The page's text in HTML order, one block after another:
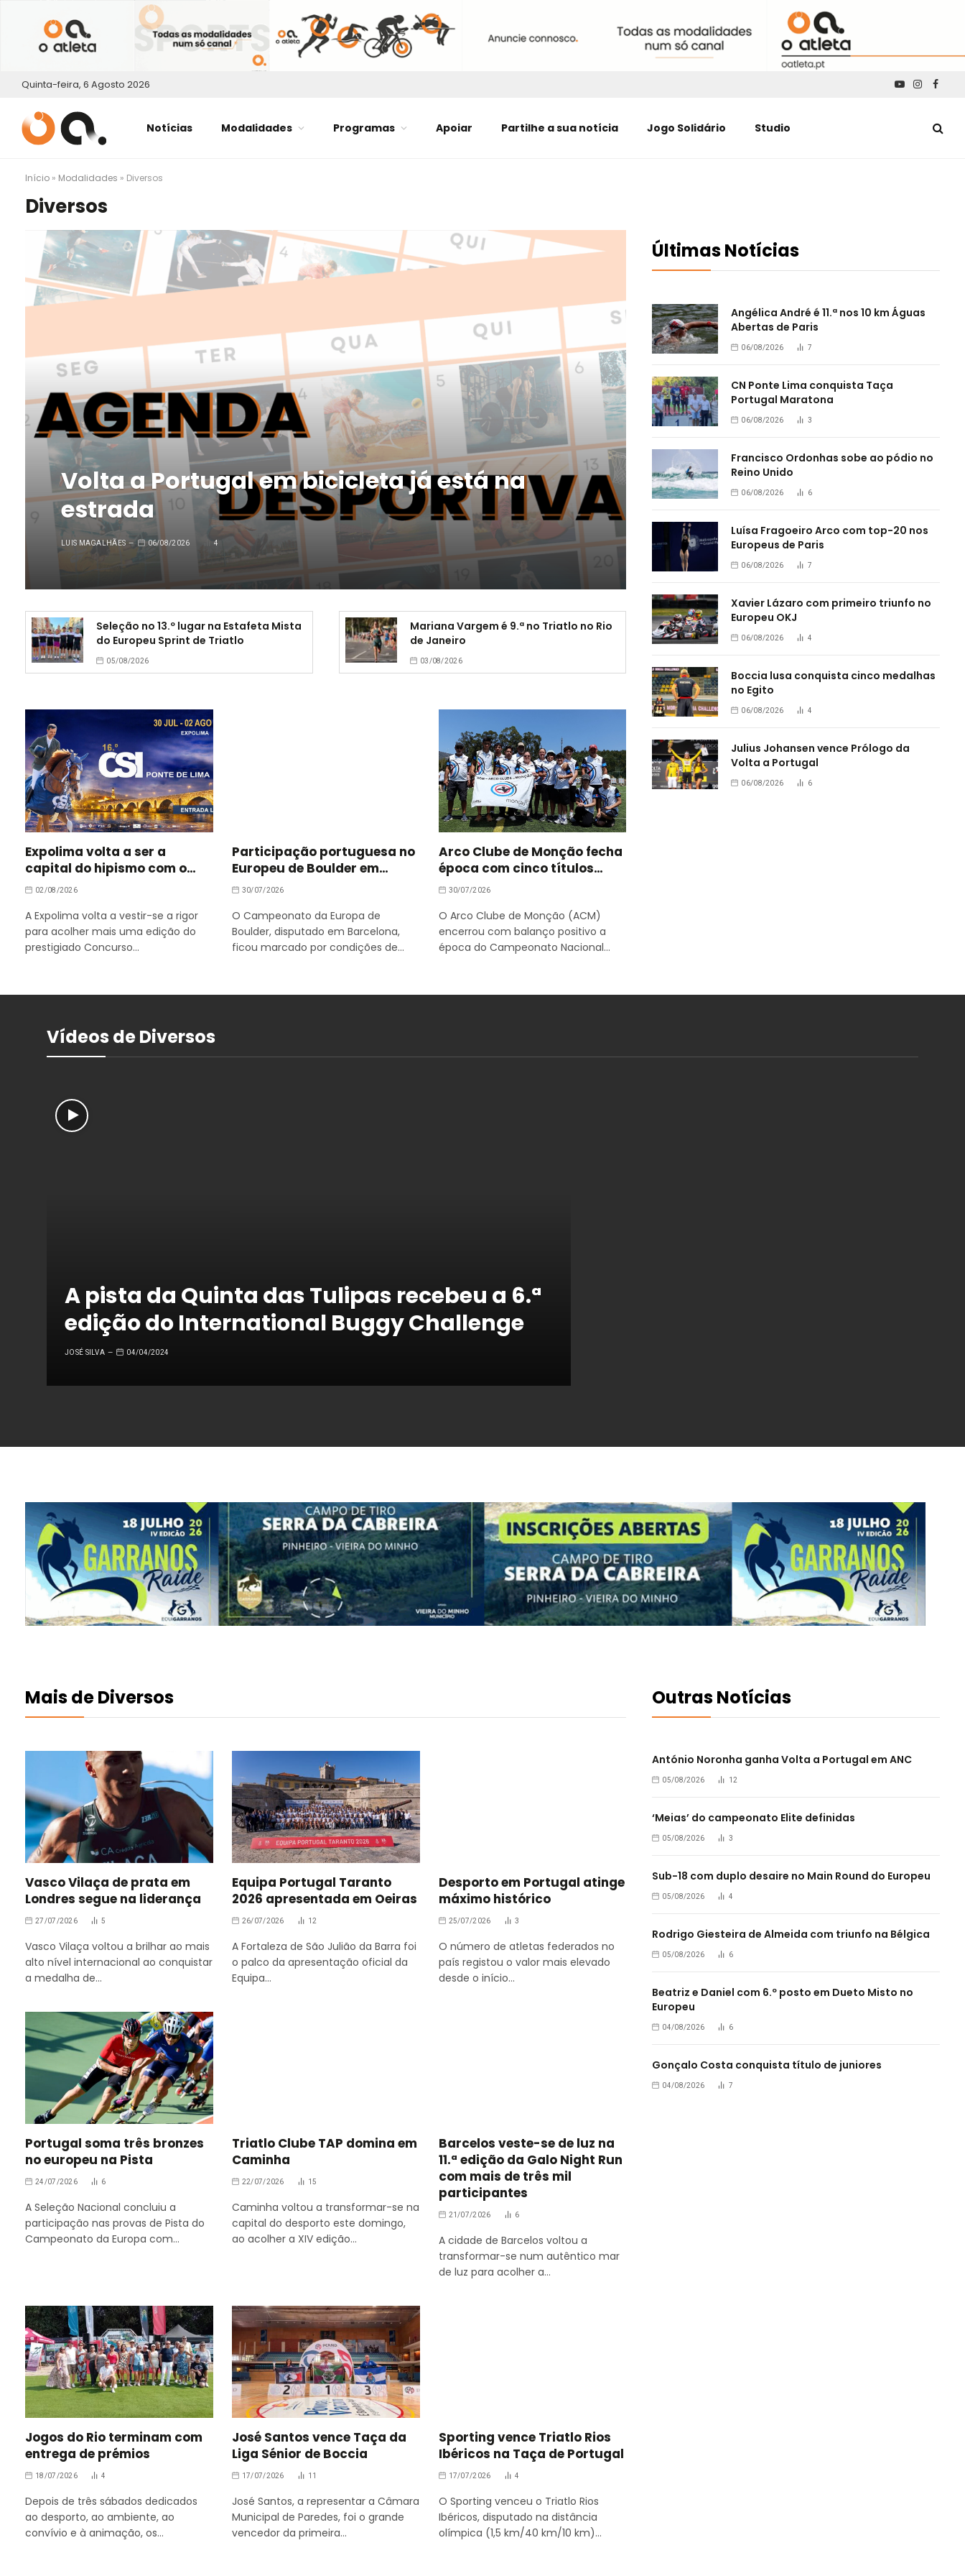
Quinta-feira, 6 Agosto 2026 YouTube
Notícias Modalidades Programas Apoiar Partilhe a sua notícia Jogo Solidário Studio
Início » Modalidades » Diversos
Diversos
Volta a Portugal em bicicleta já está na
estrada
LUIS MAGALHÃES 06/08/2026 4
Seleção no 13.º lugar na Estafeta Mista
do Europeu Sprint de Triatlo
05/08/2026
Mariana Vargem é 9.ª no Triatlo no Rio
de Janeiro
03/08/2026
Expolima volta a ser a
capital do hipismo com o
Concurso de Saltos
Lima
02/08/2026
A Expolima volta a vestir-se a rigor
para acolher mais uma edição do
prestigiado Concurso…
Participação portuguesa no
Europeu de Boulder em
Barcelona
30/07/2026
O Campeonato da Europa de
Boulder, disputado em Barcelona,
ficou marcado por condições de
Arco Clube de Monção fecha
época com cinco títulos
nacionais
30/07/2026
O Arco Clube de Monção (ACM)
encerrou com balanço positivo a
época do Campeonato Nacional…
Últimas Notícias
Angélica André é 11.ª nos 10 km Águas
Abertas de Paris
06/08/2026 7
CN Ponte Lima conquista Taça
Portugal Maratona
06/08/2026 3
Francisco Ordonhas sobe ao pódio no
Reino Unido
06/08/2026 6
Luísa Fragoeiro Arco com top-20 nos
Europeus de Paris
06/08/2026 7
Xavier Lázaro com primeiro triunfo no
Europeu OKJ
06/08/2026 4
Boccia lusa conquista cinco medalhas
no Egito
06/08/2026 4
Julius Johansen vence Prólogo da
Volta a Portugal
06/08/2026 6
Vídeos de Diversos
A pista da Quinta das Tulipas recebeu a 6.ª
edição do International Buggy Challenge
JOSÉ SILVA 04/04/2024
Mais de Diversos
Vasco Vilaça de prata em
Londres segue na liderança
27/07/2026 5
Vasco Vilaça voltou a brilhar ao mais
alto nível internacional ao conquistar
a medalha de…
Equipa Portugal Taranto
2026 apresentada em Oeiras
26/07/2026 12
A Fortaleza de São Julião da Barra foi
o palco da apresentação oficial da
Equipa…
Desporto em Portugal atinge
máximo histórico
25/07/2026 3
O número de atletas federados no
país registou o valor mais elevado
desde o início…
Portugal soma três bronzes
no europeu na Pista
24/07/2026 6
A Seleção Nacional concluiu a
participação nas provas de Pista do
Campeonato da Europa com…
Triatlo Clube TAP domina em
Caminha
22/07/2026 15
Caminha voltou a transformar-se na
capital do desporto este domingo,
ao acolher a XIV edição…
Barcelos veste-se de luz na
11.ª edição da Galo Night Run
com mais de três mil
participantes
21/07/2026 6
A cidade de Barcelos voltou a
transformar-se num autêntico mar
de luz para acolher a…
Jogos do Rio terminam com
entrega de prémios
18/07/2026 4
Depois de três sábados dedicados
ao desporto, ao ambiente, ao
convívio e à animação, os…
José Santos vence Taça da
Liga Sénior de Boccia
17/07/2026 11
José Santos, a representar a Câmara
Municipal de Paredes, foi o grande
vencedor da primeira…
Sporting vence Triatlo Rios
Ibéricos na Taça de Portugal
17/07/2026 4
O Sporting venceu o Triatlo Rios
Ibéricos, disputado na distância
olímpica (1,5 km/40 km/10 km)…
Outras Notícias
António Noronha ganha Volta a Portugal em ANC
05/08/2026 12
‘Meias’ do campeonato Elite definidas
05/08/2026 3
Sub-18 com duplo desaire no Main Round do Europeu
05/08/2026 4
Rodrigo Giesteira de Almeida com triunfo na Bélgica
05/08/2026 6
Beatriz e Daniel com 6.º posto em Dueto Misto no
Europeu
04/08/2026 6
Gonçalo Costa conquista título de juniores
04/08/2026 7